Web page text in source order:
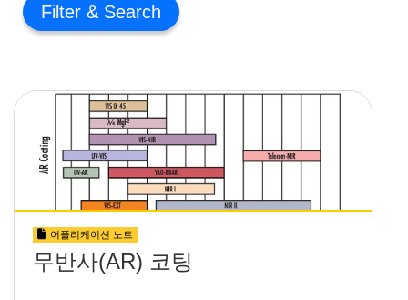
Filter
어플리케이션 노트
무반사(AR) 코팅